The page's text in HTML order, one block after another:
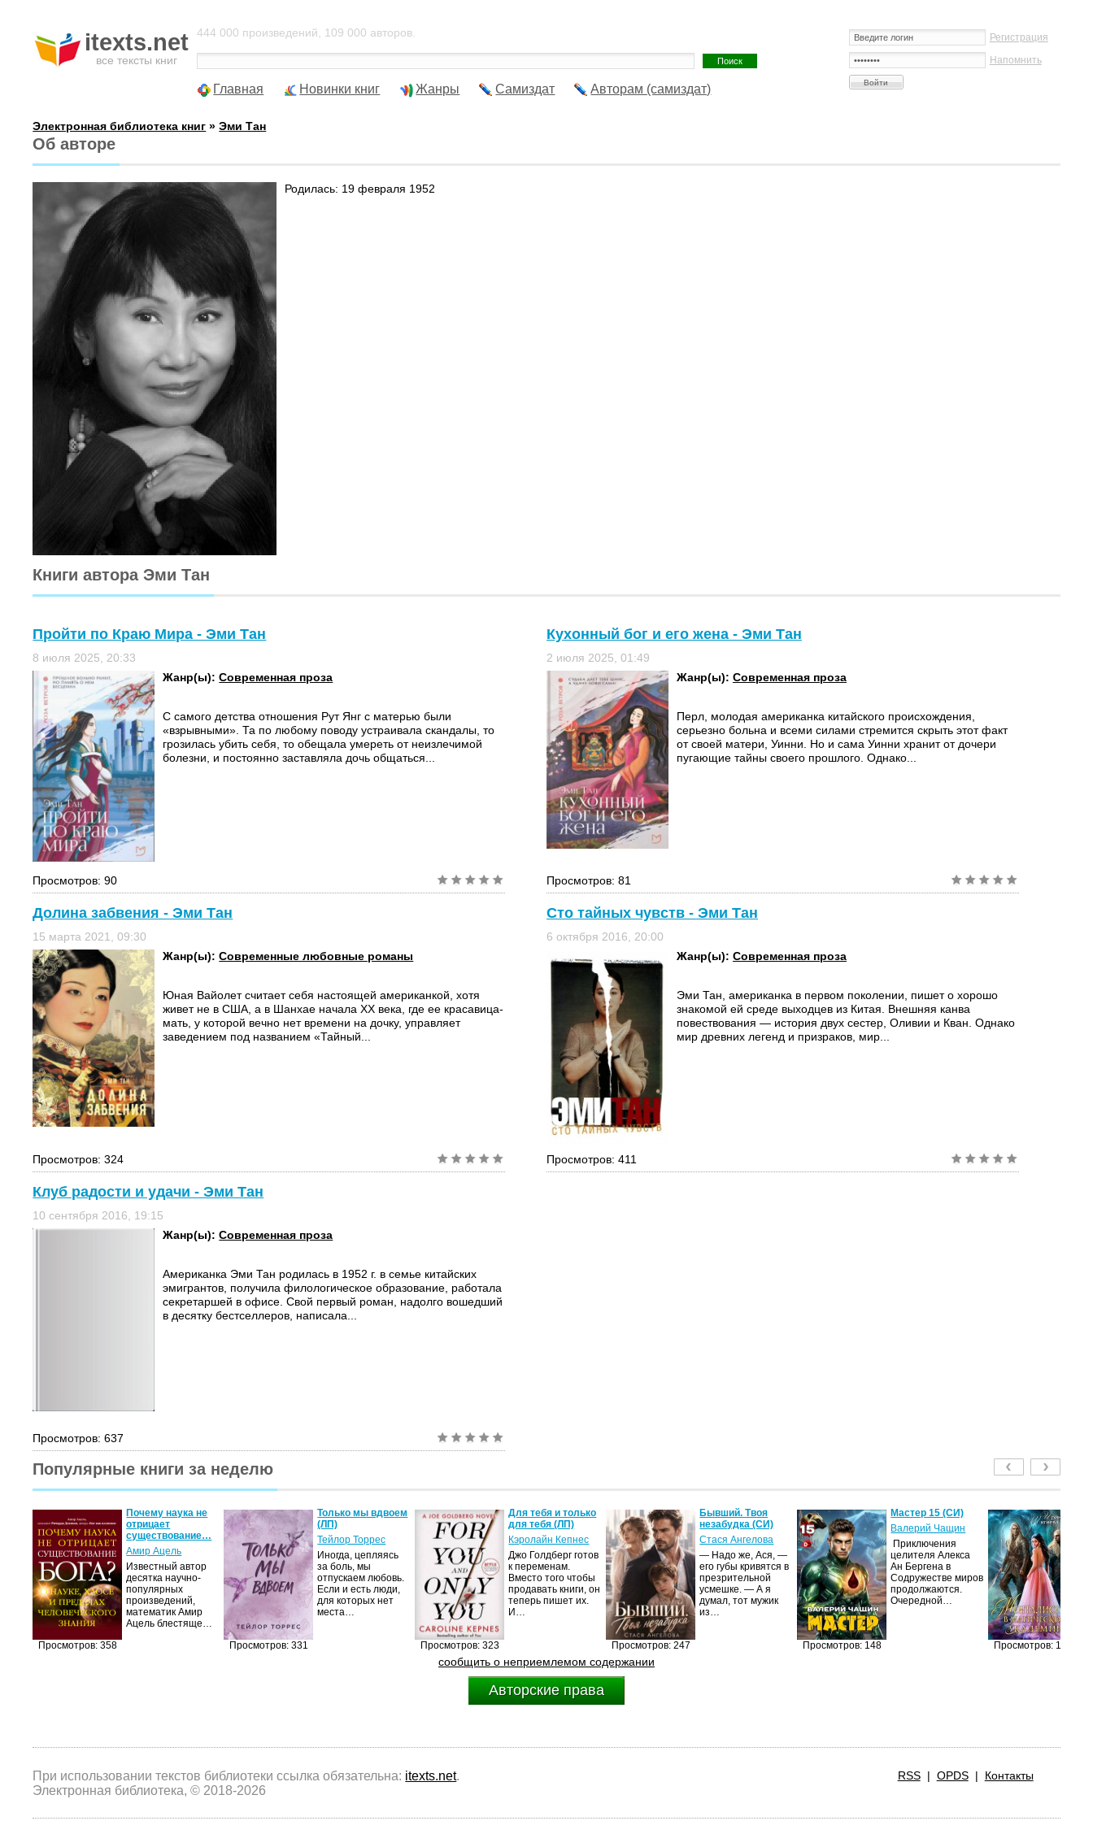
itexts.net
все тексты книг
Регистрация
Напомнить
444 000 произведений, 109 000 авторов.
Главная Новинки книг Жанры Самиздат Авторам (самиздат)
Электронная библиотека книг »Эми Тан
Об авторе
Родилась: 19 февраля 1952
Книги автора Эми Тан
Пройти по Краю Мира - Эми Тан
8 июля 2025, 20:33
Жанр(ы):Современная проза
С самого детства отношения Рут Янг с матерью были
«взрывными». Та по любому поводу устраивала скандалы, то
грозилась убить себя, то обещала умереть от неизлечимой
болезни, и постоянно заставляла дочь общаться...
Просмотров: 90
Кухонный бог и его жена - Эми Тан
2 июля 2025, 01:49
Жанр(ы): Современная проза
Перл, молодая американка китайского происхождения,
серьезно больна и всеми силами стремится скрыть этот факт
от своей матери, Уинни. Но и сама Уинни хранит от дочери
пугающие тайны своего прошлого. Однако...
Просмотров: 81
Долина забвения - Эми Тан
15 марта 2021, 09:30
Жанр(ы):Современные любовные романы
Юная Вайолет считает себя настоящей американкой, хотя
живет не в США, а в Шанхае начала XX века, где ее красавица-
мать, у которой вечно нет времени на дочку, управляет
заведением под названием «Тайный...
Просмотров: 324
Сто тайных чувств - Эми Тан
6 октября 2016, 20:00
Жанр(ы): Современная проза
Эми Тан, американка в первом поколении, пишет о хорошо
знакомой ей среде выходцев из Китая. Внешняя канва
повествования — история двух сестер, Оливии и Кван. Однако
мир древних легенд и призраков, мир...
Просмотров: 411
Клуб радости и удачи - Эми Тан
10 сентября 2016, 19:15
Жанр(ы):Современная проза
Американка Эми Тан родилась в 1952 г. в семье китайских
эмигрантов, получила филологическое образование, работала
секретаршей в офисе. Свой первый роман, надолго вошедший
в десятку бестселлеров, написала...
Просмотров: 637
Популярные книги за неделю
Просмотров: 358
Почему наука не
отрицает
существование…
Амир Ацель
Известный автор
десятка научно-
популярных
произведений,
математик Амир
Ацель блестяще…
Просмотров: 331
Только мы вдвоем
(ЛП)
Тейлор Торрес
Иногда, цепляясь
за боль, мы
отпускаем любовь.
Если и есть люди,
для которых нет
места…
Просмотров: 323
Для тебя и только
для тебя (ЛП)
Кэролайн Кепнес
Джо Голдберг готов
к переменам.
Вместо того чтобы
продавать книги, он
теперь пишет их.
И…
Просмотров: 247
Бывший. Твоя
незабудка (СИ)
Стася Ангелова
— Надо же, Ася, —
его губы кривятся в
презрительной
усмешке. — А я
думал, тот мужик
из…
Просмотров: 148
Мастер 15 (СИ)
Валерий Чащин
Приключения
целителя Алекса
Ан Бергена в
Содружестве миров
продолжаются.
Очередной…
Просмотров: 128
сообщить о неприемлемом содержании
Авторские права
При использовании текстов библиотеки ссылка обязательна: itexts.net.
Электронная библиотека, © 2018-2026
RSS| OPDS| Контакты